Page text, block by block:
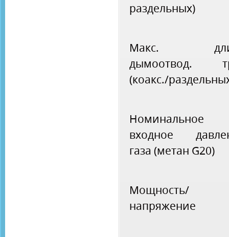
раздельных)
Макс.
дымоотвод.
(коакс./
Номинальное
входное
газа (метан G20)
Мощность/
напряжение